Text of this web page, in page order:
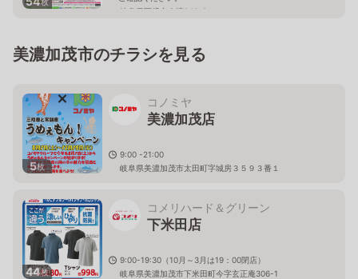
岐阜県可児市今渡840-2
美濃加茂市のチラシを見る
5枚
コノミヤ
美濃加茂店
9:00 -21:00
岐阜県美濃加茂市太田町字城房３５９３番１
44枚
コメリハード＆グリーン
下米田店
9:00-19:30（10月～3月は19：00閉店）
岐阜県美濃加茂市下米田町今字玄正庵306-1